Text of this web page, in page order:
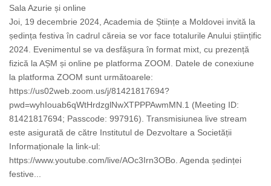
Sala Azurie și online
Joi, 19 decembrie 2024, Academia de Științe a Moldovei invită la
ședința festiva în cadrul căreia se vor face totalurile Anului științific
2024. Evenimentul se va desfășura în format mixt, cu prezență
fizică la AȘM și online pe platforma ZOOM. Datele de conexiune
la platforma ZOOM sunt următoarele:
https://us02web.zoom.us/j/81421817694?
pwd=wyhIouab6qWtHrdzglNwXTPPPAwmMN.1 (Meeting ID:
81421817694; Passcode: 997916). Transmisiunea live stream
este asigurată de către Institutul de Dezvoltare a Societății
Informaționale la link-ul:
https://www.youtube.com/live/AOc3Irn3OBo. Agenda ședinței
festive...